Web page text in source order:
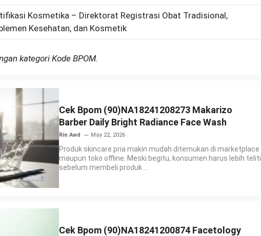
Kosmetika – Direktorat Registrasi Obat Tradisional,
Kesehatan, dan Kosmetik
kategori Kode BPOM.
Cek Bpom (90)NA18241208273 Makarizo
Barber Daily Bright Radiance Face Wash
Rin Awd May 22, 2026
Produk skincare pria makin mudah ditemukan di marketplace
maupun toko offline. Meski begitu, konsumen harus lebih teliti
sebelum membeli produk ...
Cek Bpom (90)NA18241200874 Facetology